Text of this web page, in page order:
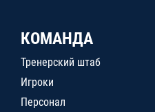
КОМАНДА
Тренерский штаб
Игроки
Персонал